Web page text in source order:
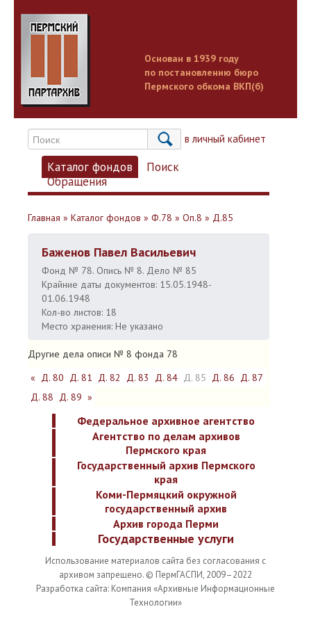
Основан в 1939 году
по постановлению бюро
Пермского обкома ВКП(б)
Вход в личный кабинет
Каталог фондов
Поиск
Обращения
Главная » Каталог фондов » Ф.78 » Оп.8 » Д.85
Баженов Павел Васильевич
Фонд № 78. Опись № 8. Дело № 85
Крайние даты документов: 15.05.1948-
01.06.1948
Кол-во листов: 18
Место хранения: Не указано
Другие дела описи № 8 фонда 78
« Д. 80 Д. 81 Д. 82 Д. 83 Д. 84 Д. 85 Д. 86 Д. 87
Д. 88 Д. 89 »
Федеральное архивное агентство
Агентство по делам архивов
Пермского края
Государственный архив Пермского
края
Коми-Пермяцкий окружной
государственный архив
Архив города Перми
Государственные услуги
Использование материалов сайта без согласования с
архивом запрещено. © ПермГАСПИ, 2009–2022
Разработка сайта: Компания «Архивные Информационные
Технологии»